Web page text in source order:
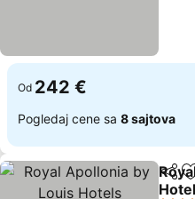
Od 242 €
Pogledaj cene sa 8 sajtova
Deli